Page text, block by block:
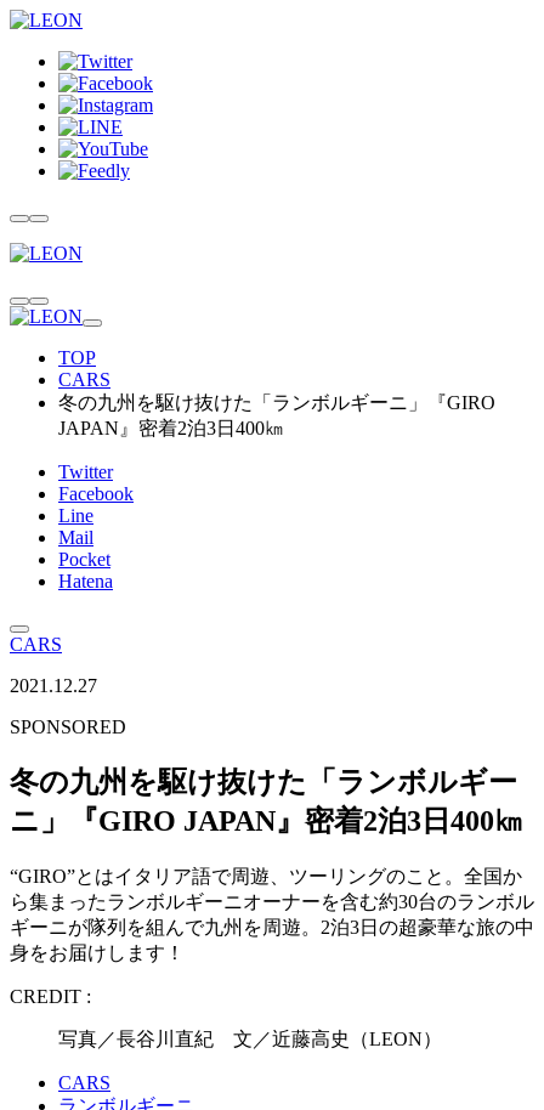
TOP
CARS
冬の九州を駆け抜けた「ランボルギーニ」『GIRO
JAPAN』密着2泊3日400㎞
Twitter
Facebook
Line
Mail
Pocket
Hatena
CARS
2021.12.27
SPONSORED
冬の九州を駆け抜けた「ランボルギー
ニ」『GIRO JAPAN』密着2泊3日400㎞
“GIRO”とはイタリア語で周遊、ツーリングのこと。全国か
ら集まったランボルギーニオーナーを含む約30台のランボル
ギーニが隊列を組んで九州を周遊。2泊3日の超豪華な旅の中
身をお届けします！
CREDIT :
写真／長谷川直紀 文／近藤高史（LEON）
CARS
ランボルギーニ